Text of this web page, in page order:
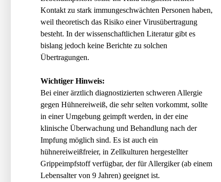
Kontakt zu stark immungeschwächten Personen haben,
weil theoretisch das Risiko einer Virusübertragung
besteht. In der wissenschaftlichen Literatur gibt es
bislang jedoch keine Berichte zu solchen
Übertragungen.
Wichtiger Hinweis:
Bei einer ärztlich diagnostizierten schweren Allergie
gegen Hühnereiweiß, die sehr selten vorkommt, sollte
in einer Umgebung geimpft werden, in der eine
klinische Überwachung und Behandlung nach der
Impfung möglich sind. Es ist auch ein
hühnereiweißfreier, in Zellkulturen hergestellter
Grippeimpfstoff verfügbar, der für Allergiker (ab einem
Lebensalter von 9 Jahren) geeignet ist.